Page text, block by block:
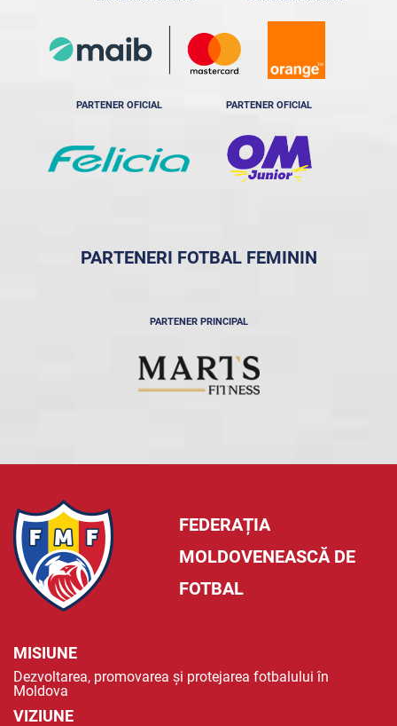
PARTENER OFICIAL PARTENER OFICIAL
PARTENERI FOTBAL FEMININ
PARTENER PRINCIPAL
FEDERAȚIA
MOLDOVENEASCĂ DE
FOTBAL
MISIUNE
Dezvoltarea, promovarea și protejarea fotbalului în
Moldova
VIZIUNE